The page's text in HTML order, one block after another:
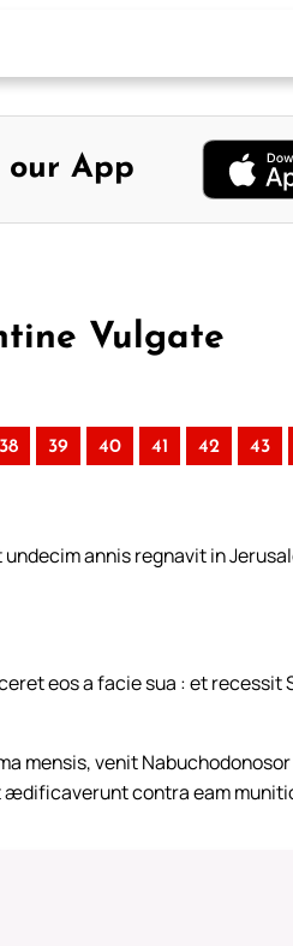
our App
Vulgate
38 39 40 41 42 43
annis regnavit in
eos a facie sua : et recessit
mensis, venit
ædificaverunt contra eam